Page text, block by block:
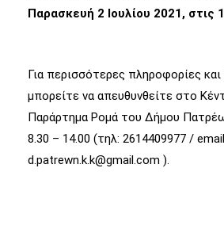
Παρασκευή 2 Ιουλίου 2021, στις
Για περισσότερες πληροφορίες και
μπορείτε να απευθυνθείτε στο
Παράρτημα Ρομά του Δήμου
8.30 – 14.00 (τηλ: 2614409977 /
d.patrewn.k.k@gmail.com ).